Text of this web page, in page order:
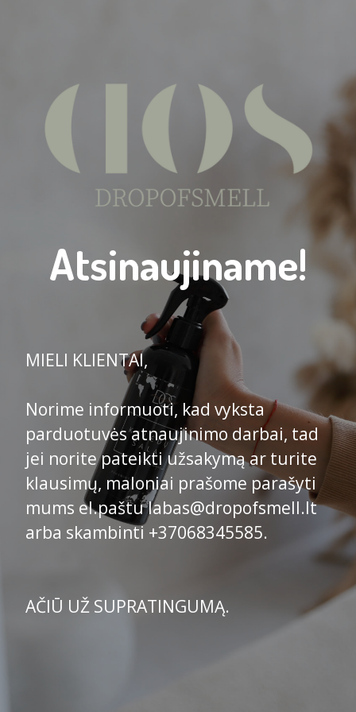
Atsinaujiname!
MIELI KLIENTAI,
Norime informuoti, kad vyksta
parduotuvės atnaujinimo darbai, tad
jei norite pateikti užsakymą ar turite
klausimų, maloniai prašome parašyti
mums el.paštu labas@dropofsmell.lt
arba skambinti +37068345585.
AČIŪ UŽ SUPRATINGUMĄ.